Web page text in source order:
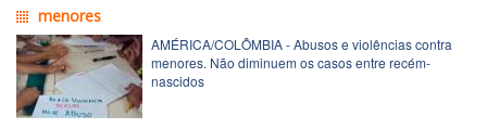
menores
AMÉRICA/COLÔMBIA - Abusos e violências contra
menores. Não diminuem os casos entre recém-
nascidos